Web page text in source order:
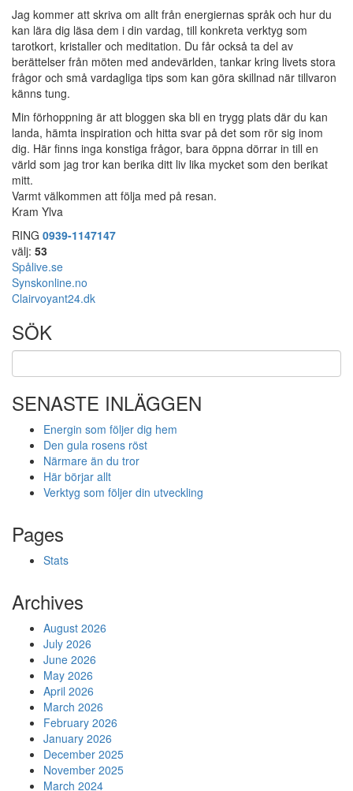
Jag kommer att skriva om allt från energiernas språk och hur du
kan lära dig läsa dem i din vardag, till konkreta verktyg som
tarotkort, kristaller och meditation. Du får också ta del av
berättelser från möten med andevärlden, tankar kring livets stora
frågor och små vardagliga tips som kan göra skillnad när tillvaron
känns tung.
Min förhoppning är att bloggen ska bli en trygg plats där du kan
landa, hämta inspiration och hitta svar på det som rör sig inom
dig. Här finns inga konstiga frågor, bara öppna dörrar in till en
värld som jag tror kan berika ditt liv lika mycket som den berikat
mitt.
Varmt välkommen att följa med på resan.
Kram Ylva
RING 0939-1147147
välj: 53
Spålive.se
Synskonline.no
Clairvoyant24.dk
SÖK
SENASTE INLÄGGEN
Energin som följer dig hem
Den gula rosens röst
Närmare än du tror
Här börjar allt
Verktyg som följer din utveckling
Pages
Stats
Archives
August 2026
July 2026
June 2026
May 2026
April 2026
March 2026
February 2026
January 2026
December 2025
November 2025
March 2024